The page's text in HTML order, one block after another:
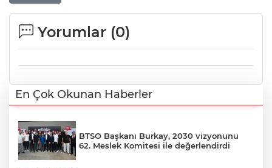
Yorumlar (0)
En Çok Okunan Haberler
BTSO Başkanı Burkay, 2030 vizyonunu
62. Meslek Komitesi ile değerlendirdi